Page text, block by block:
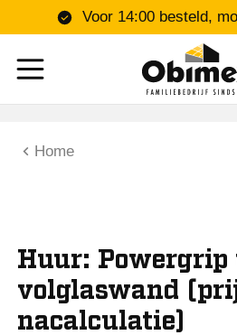
Voor 14:00 besteld,
Home
Huur: Powergrip
volglaswand
nacalculatie)